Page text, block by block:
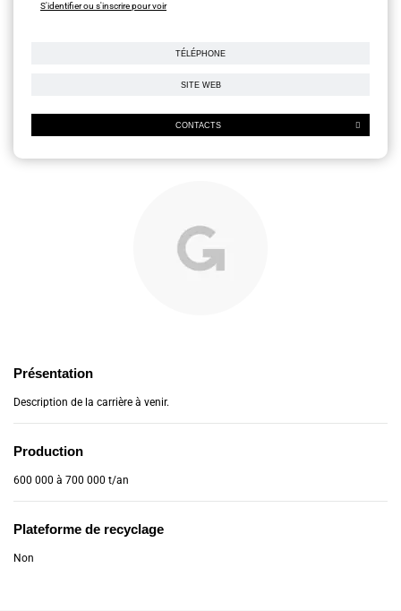
S'identifier ou s'inscrire pour voir
TÉLÉPHONE
SITE WEB
CONTACTS
Présentation
Description de la carrière à venir.
Production
600 000 à 700 000 t/an
Plateforme de recyclage
Non